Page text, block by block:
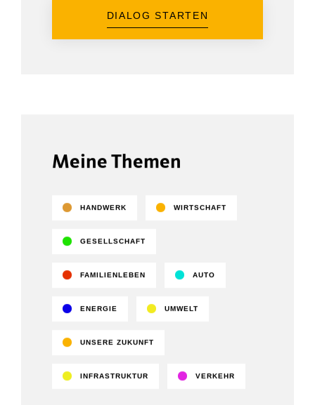
DIALOG STARTEN
Meine Themen
HANDWERK WIRTSCHAFT
GESELLSCHAFT
FAMILIENLEBEN AUTO
ENERGIE UMWELT
UNSERE ZUKUNFT
INFRASTRUKTUR VERKEHR